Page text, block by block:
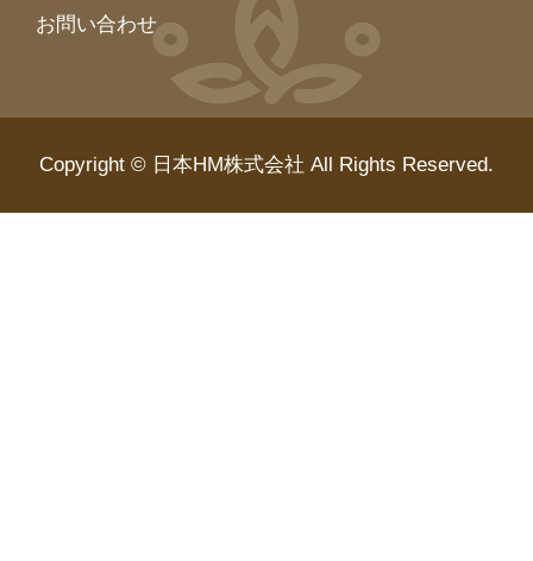
お問い合わせ
Copyright © 日本HM株式会社 All Rights Reserved.